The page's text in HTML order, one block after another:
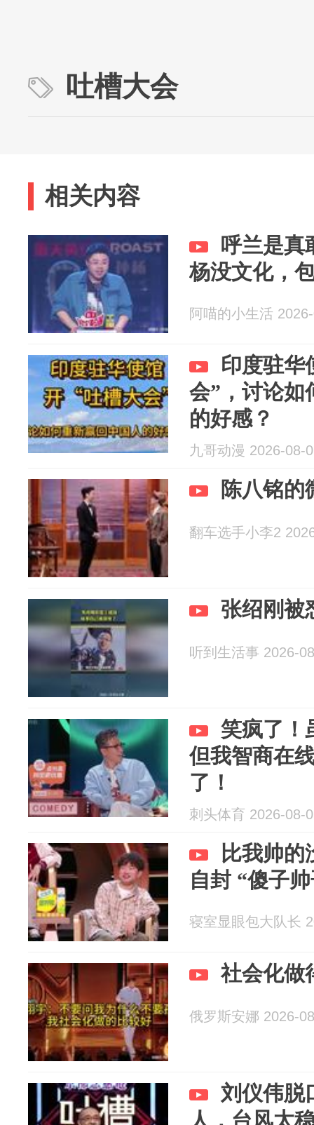
吐槽大会
相关内容
呼兰是真
杨没文化，
阿喵的小生活
印度驻华
会”，讨论如
的好感？
九哥动漫 2026-08-
陈八铭的
翻车选手小李2
张绍刚被
听到生活事 2026-
笑疯了！
但我智商在
了！
刺头体育 2026-08-
比我帅的
自封 “傻子
寝室显眼包大队长
社会化做
俄罗斯安娜 2026-
刘仪伟脱
人，台风太